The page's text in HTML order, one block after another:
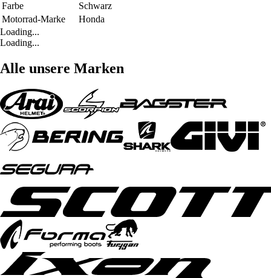
Farbe
Schwarz
Motorrad-Marke
Honda
Loading...
Loading...
Alle unsere Marken